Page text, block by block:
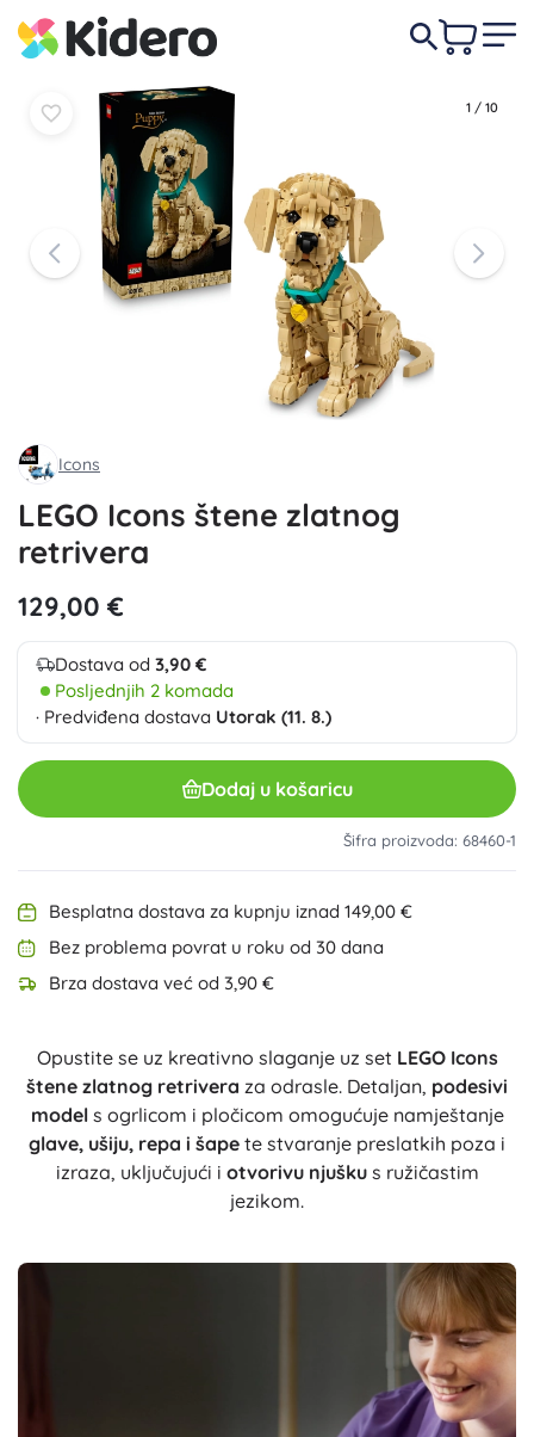
1 / 10
Icons
LEGO Icons štene zlatnog
retrivera
129,00 €
Dostava od 3,90 €
Posljednjih 2 komada
· Predviđena dostava Utorak (11. 8.)
Dodaj u košaricu
Šifra proizvoda: 68460-1
Besplatna dostava za kupnju iznad 149,00 €
Bez problema povrat u roku od 30 dana
Brza dostava već od 3,90 €
Opustite se uz kreativno slaganje uz set LEGO Icons
štene zlatnog retrivera za odrasle. Detaljan, podesivi
models ogrlicom i pločicom omogućuje namještanje
glave, ušiju, repa i šape te stvaranje preslatkih poza i
izraza, uključujući i otvorivu njuškus ružičastim
jezikom.
129,00 €
U